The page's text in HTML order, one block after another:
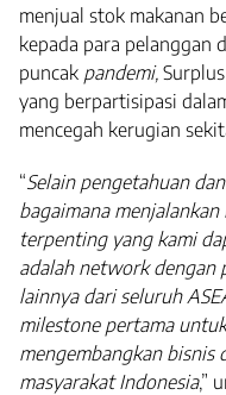
menjual stok makanan
kepada para pelanggan
puncak pandemi,
yang berpartisipasi
mencegah kerugian
“Selain pengetahuan
bagaimana
terpenting yang kami
adalah network dengan
lainnya dari seluruh
milestone pertama
mengembangkan bisnis
masyarakat Indonesia,”